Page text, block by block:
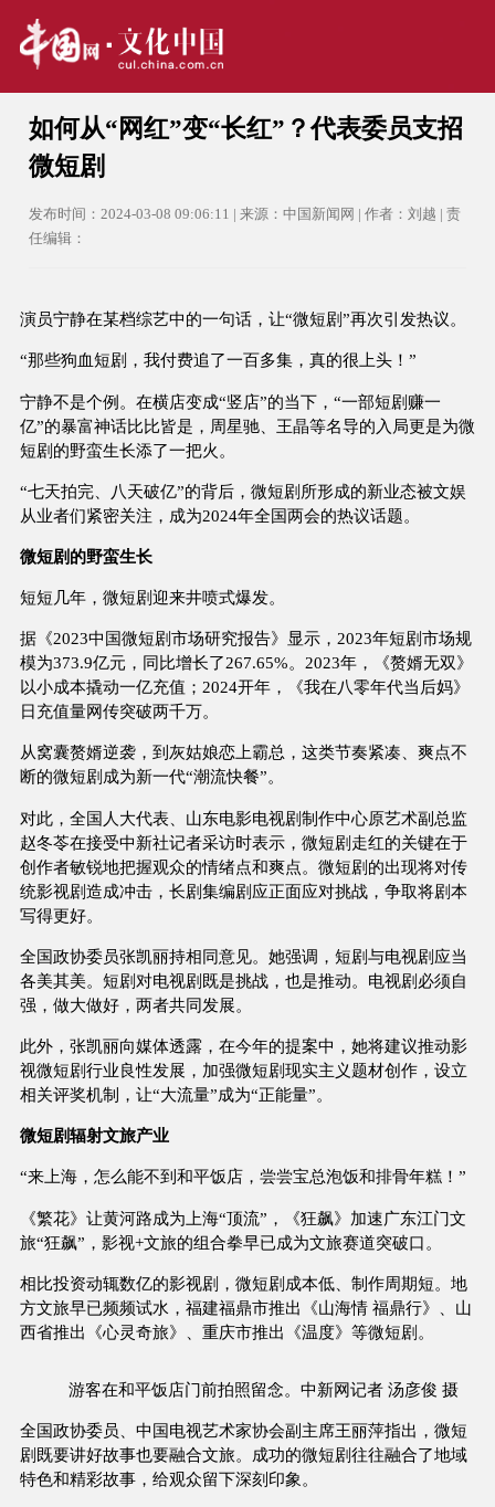
如何从“网红”变“长红”？代表委员支招
微短剧
发布时间：2024-03-08 09:06:11 | 来源：中国新闻网 | 作者：刘越 | 责
任编辑：
演员宁静在某档综艺中的一句话，让“微短剧”再次引发热议。
“那些狗血短剧，我付费追了一百多集，真的很上头！”
宁静不是个例。在横店变成“竖店”的当下，“一部短剧赚一
亿”的暴富神话比比皆是，周星驰、王晶等名导的入局更是为微
短剧的野蛮生长添了一把火。
“七天拍完、八天破亿”的背后，微短剧所形成的新业态被文娱
从业者们紧密关注，成为2024年全国两会的热议话题。
微短剧的野蛮生长
短短几年，微短剧迎来井喷式爆发。
据《2023中国微短剧市场研究报告》显示，2023年短剧市场规
模为373.9亿元，同比增长了267.65%。2023年，《赘婿无双》
以小成本撬动一亿充值；2024开年，《我在八零年代当后妈》
日充值量网传突破两千万。
从窝囊赘婿逆袭，到灰姑娘恋上霸总，这类节奏紧凑、爽点不
断的微短剧成为新一代“潮流快餐”。
对此，全国人大代表、山东电影电视剧制作中心原艺术副总监
赵冬苓在接受中新社记者采访时表示，微短剧走红的关键在于
创作者敏锐地把握观众的情绪点和爽点。微短剧的出现将对传
统影视剧造成冲击，长剧集编剧应正面应对挑战，争取将剧本
写得更好。
全国政协委员张凯丽持相同意见。她强调，短剧与电视剧应当
各美其美。短剧对电视剧既是挑战，也是推动。电视剧必须自
强，做大做好，两者共同发展。
此外，张凯丽向媒体透露，在今年的提案中，她将建议推动影
视微短剧行业良性发展，加强微短剧现实主义题材创作，设立
相关评奖机制，让“大流量”成为“正能量”。
微短剧辐射文旅产业
“来上海，怎么能不到和平饭店，尝尝宝总泡饭和排骨年糕！”
《繁花》让黄河路成为上海“顶流”，《狂飙》加速广东江门文
旅“狂飙”，影视+文旅的组合拳早已成为文旅赛道突破口。
相比投资动辄数亿的影视剧，微短剧成本低、制作周期短。地
方文旅早已频频试水，福建福鼎市推出《山海情 福鼎行》、山
西省推出《心灵奇旅》、重庆市推出《温度》等微短剧。
游客在和平饭店门前拍照留念。中新网记者 汤彦俊 摄
全国政协委员、中国电视艺术家协会副主席王丽萍指出，微短
剧既要讲好故事也要融合文旅。成功的微短剧往往融合了地域
特色和精彩故事，给观众留下深刻印象。